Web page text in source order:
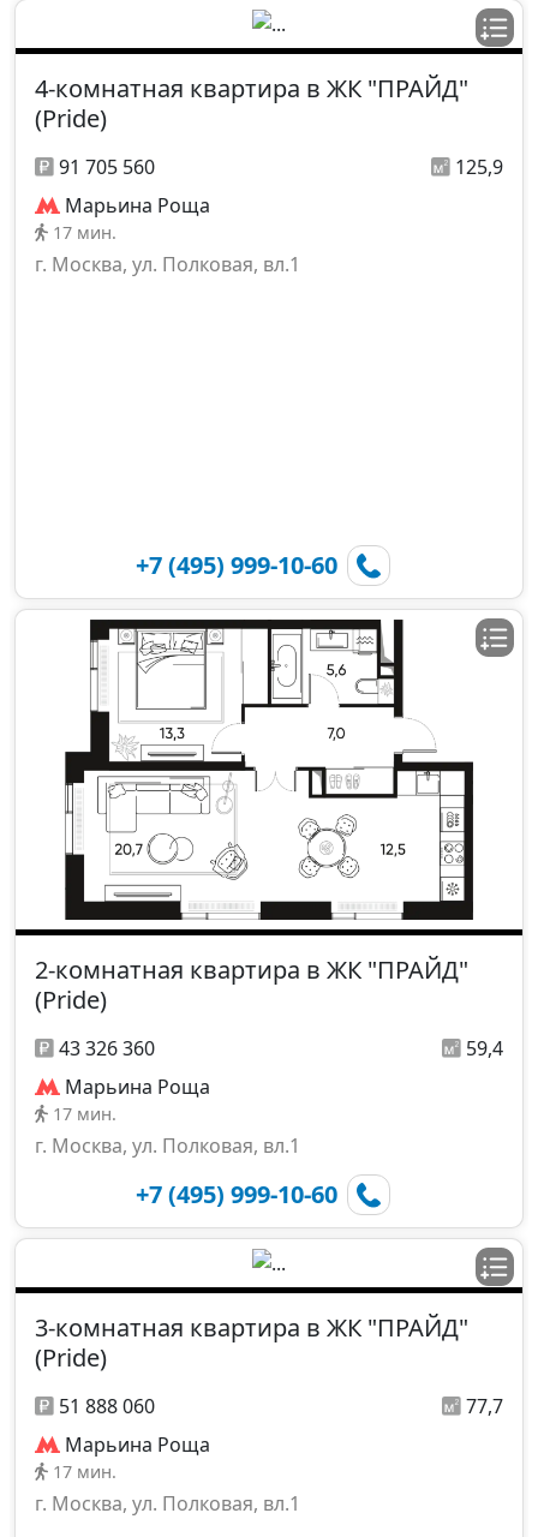
4-комнатная квартира в ЖК "ПРАЙД"
(Pride)
91 705 560
125,9
Марьина Роща
17 мин.
г. Москва, ул. Полковая, вл.1
+7 (495) 999-10-60
2-комнатная квартира в ЖК "ПРАЙД"
(Pride)
43 326 360
59,4
Марьина Роща
17 мин.
г. Москва, ул. Полковая, вл.1
+7 (495) 999-10-60
3-комнатная квартира в ЖК "ПРАЙД"
(Pride)
51 888 060
77,7
Марьина Роща
17 мин.
г. Москва, ул. Полковая, вл.1